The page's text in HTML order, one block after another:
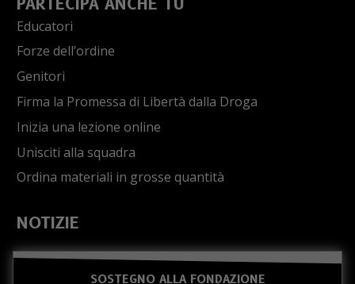
Educatori
Forze dell’ordine
Genitori
Firma la Promessa di Libertà dalla Droga
Inizia una lezione online
Unisciti alla squadra
Ordina materiali in grosse quantità
NOTIZIE
SOSTEGNO ALLA FONDAZIONE